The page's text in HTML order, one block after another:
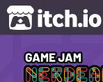
itch.io